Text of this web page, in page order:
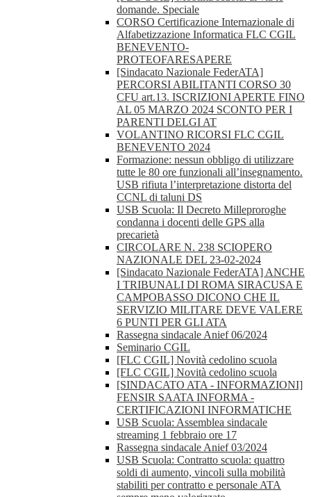
domande. Speciale
CORSO Certificazione Internazionale di
Alfabetizzazione Informatica FLC CGIL
BENEVENTO-
PROTEOFARESAPERE
[Sindacato Nazionale FederATA]
PERCORSI ABILITANTI CORSO 30
CFU art.13. ISCRIZIONI APERTE FINO
AL 05 MARZO 2024 SCONTO PER I
PARENTI DELGI AT
VOLANTINO RICORSI FLC CGIL
BENEVENTO 2024
Formazione: nessun obbligo di utilizzare
tutte le 80 ore funzionali all’insegnamento.
USB rifiuta l’interpretazione distorta del
CCNL di taluni DS
USB Scuola: Il Decreto Milleproroghe
condanna i docenti delle GPS alla
precarietà
CIRCOLARE N. 238 SCIOPERO
NAZIONALE DEL 23-02-2024
[Sindacato Nazionale FederATA] ANCHE
I TRIBUNALI DI ROMA SIRACUSA E
CAMPOBASSO DICONO CHE IL
SERVIZIO MILITARE DEVE VALERE
6 PUNTI PER GLI ATA
Rassegna sindacale Anief 06/2024
Seminario CGIL
[FLC CGIL] Novità cedolino scuola
[FLC CGIL] Novità cedolino scuola
[SINDACATO ATA - INFORMAZIONI]
FENSIR SAATA INFORMA -
CERTIFICAZIONI INFORMATICHE
USB Scuola: Assemblea sindacale
streaming 1 febbraio ore 17
Rassegna sindacale Anief 03/2024
USB Scuola: Contratto scuola: quattro
soldi di aumento, vincoli sulla mobilità
stabiliti per contratto e personale ATA